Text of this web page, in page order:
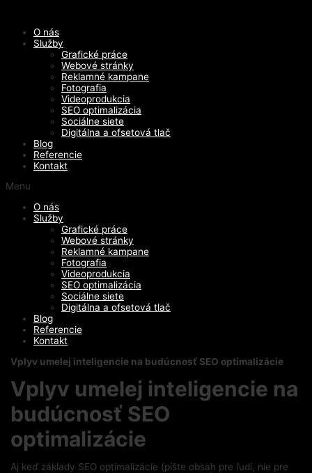
obsah
O nás
Služby
Grafické práce
Webové stránky
Reklamné kampane
Fotografia
Videoprodukcia
SEO optimalizácia
Sociálne siete
Digitálna a ofsetová tlač
Blog
Referencie
Kontakt
Menu
O nás
Služby
Grafické práce
Webové stránky
Reklamné kampane
Fotografia
Videoprodukcia
SEO optimalizácia
Sociálne siete
Digitálna a ofsetová tlač
Blog
Referencie
Kontakt
Vplyv umelej inteligencie na budúcnosť SEO optimalizácie
Vplyv umelej inteligencie na
budúcnosť SEO
optimalizácie
Aj keď základy SEO optimalizácie (píšte obsah pre ľudí, nie pre